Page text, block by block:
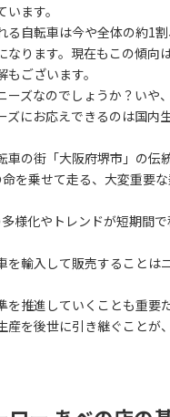
ます。
る自転車は今や全体の約1
なります。現在もこの傾
ございます。
ズなのでしょうか？いや
ズにお応えできるのは国内
の街「大阪府堺市」の伝
命を乗せて走る、大変重要
多様化やトレンドが短期間
を輸入して販売すること
推進していくことも重要
産を後世に引き継ぐこと